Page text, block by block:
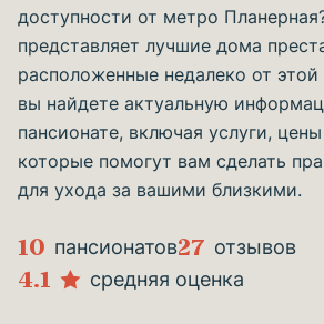
доступности от метро
представляет лучшие дома
расположенные недалеко от этой
вы найдете актуальную
пансионате, включая услуги,
которые помогут вам сделать
для ухода за вашими близкими.
10 пансионатов27 отзывов
4.1 средняя оценка